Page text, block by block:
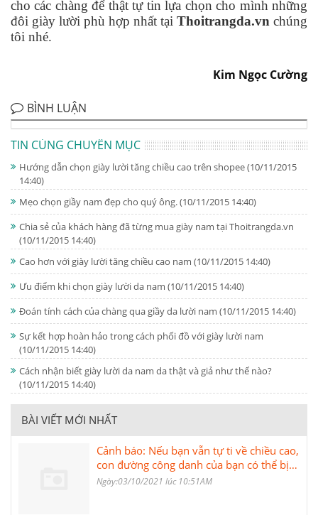
cho các chàng để thật tự tin lựa chọn cho mình những
đôi giày lười phù hợp nhất tại Thoitrangda.vn chúng
tôi nhé.
Kim Ngọc Cường
BÌNH LUẬN
TIN CÙNG CHUYÊN MỤC
Hướng dẫn chọn giày lười tăng chiều cao trên shopee(10/11/2015
14:40)
Mẹo chọn giầy nam đẹp cho quý ông.(10/11/2015 14:40)
Chia sẻ của khách hàng đã từng mua giày nam tại Thoitrangda.vn
(10/11/2015 14:40)
Cao hơn với giày lười tăng chiều cao nam (10/11/2015 14:40)
Ưu điểm khi chọn giày lười da nam (10/11/2015 14:40)
Đoán tính cách của chàng qua giầy da lười nam (10/11/2015 14:40)
Sự kết hợp hoàn hảo trong cách phối đồ với giày lười nam
(10/11/2015 14:40)
Cách nhận biết giày lười da nam da thật và giả như thế nào?
(10/11/2015 14:40)
BÀI VIẾT MỚI NHẤT
Cảnh báo: Nếu bạn vẫn tự ti về chiều cao,
con đường công danh của bạn có thể bị
chậm
Ngày:03/10/2021 lúc 10:51AM